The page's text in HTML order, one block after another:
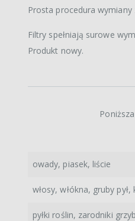
Prosta procedura
Filtry spełniają surowe
Produkt nowy.
owady, piasek, liście
włosy, włókna, gruby pył,
pyłki roślin, zarodniki